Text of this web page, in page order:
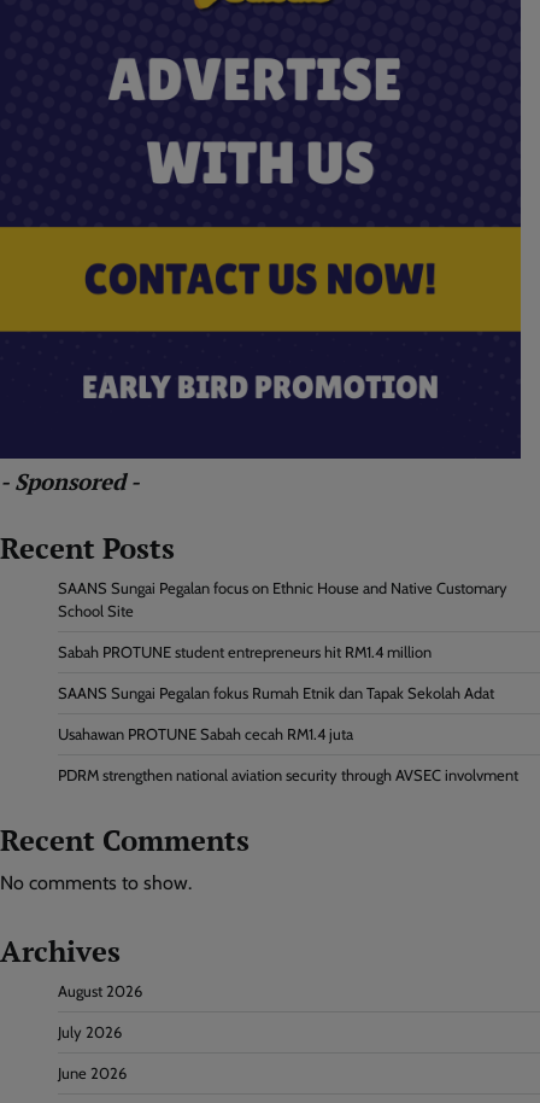
- Sponsored -
Recent Posts
SAANS Sungai Pegalan focus on Ethnic House and Native Customary
School Site
Sabah PROTUNE student entrepreneurs hit RM1.4 million
SAANS Sungai Pegalan fokus Rumah Etnik dan Tapak Sekolah Adat
Usahawan PROTUNE Sabah cecah RM1.4 juta
PDRM strengthen national aviation security through AVSEC involvment
Recent Comments
No comments to show.
Archives
August 2026
July 2026
June 2026